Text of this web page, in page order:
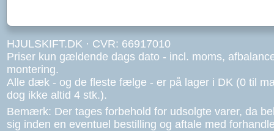
HJULSKIFT.DK · CVR: 66917010
Priser kun gældende dags dato - incl. moms,
montering.
Alle dæk - og de fleste fælge - er på lager i DK (0 til
dog ikke altid 4 stk.).
Bemærk: Der tages forbehold for udsolgte varer, da
sig inden en eventuel bestilling og aftale med